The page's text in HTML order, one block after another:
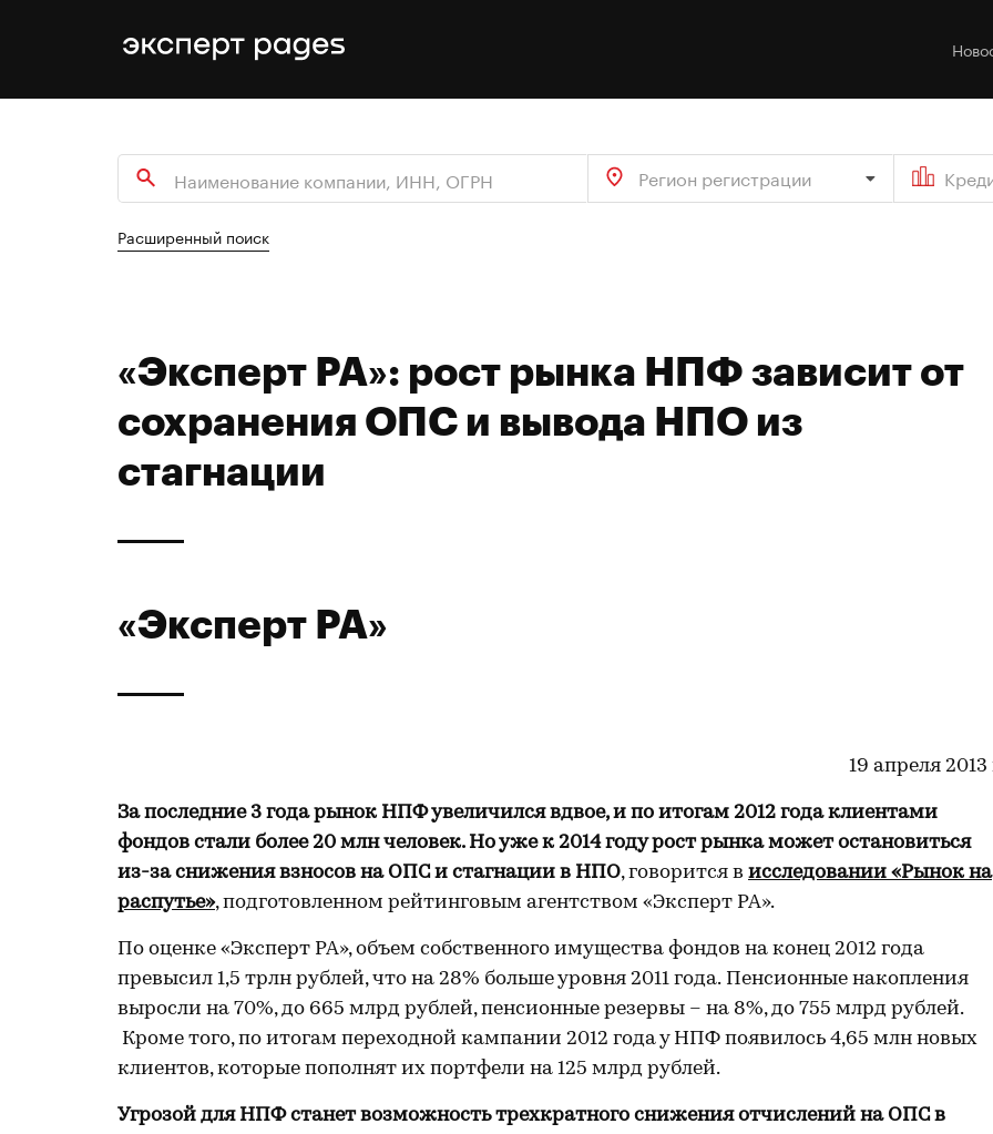
Регион регистрации
Расширенный поиск
«Эксперт РА»: рост рынка НПФ зависит от
сохранения ОПС и вывода НПО из
стагнации
«Эксперт РА»
19 апреля 2013
За последние 3 года рынок НПФ увеличился вдвое, и по итогам 2012 года клиентами
фондов стали более 20 млн человек. Но уже к 2014 году рост рынка может остановиться
из-за снижения взносов на ОПС и стагнации в НПО, говорится в исследовании «Рынок на
распутье», подготовленном рейтинговым агентством «Эксперт РА».
По оценке «Эксперт РА», объем собственного имущества фондов на конец 2012 года
превысил 1,5 трлн рублей, что на 28% больше уровня 2011 года. Пенсионные накопления
выросли на 70%, до 665 млрд рублей, пенсионные резервы – на 8%, до 755 млрд рублей.
Кроме того, по итогам переходной кампании 2012 года у НПФ появилось 4,65 млн новых
клиентов, которые пополнят их портфели на 125 млрд рублей.
Угрозой для НПФ станет возможность трехкратного снижения отчислений на ОПС в